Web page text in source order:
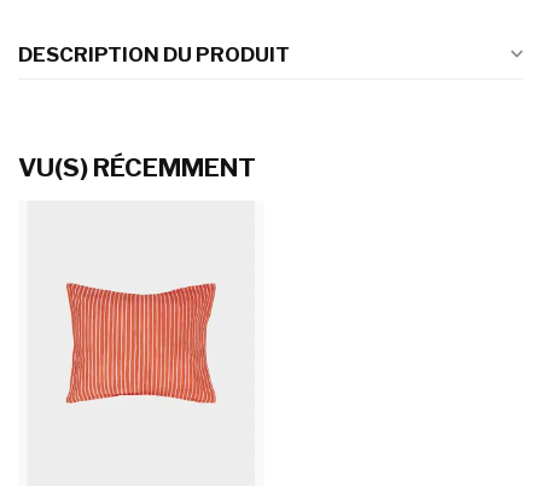
DESCRIPTION DU PRODUIT
VU(S) RÉCEMMENT